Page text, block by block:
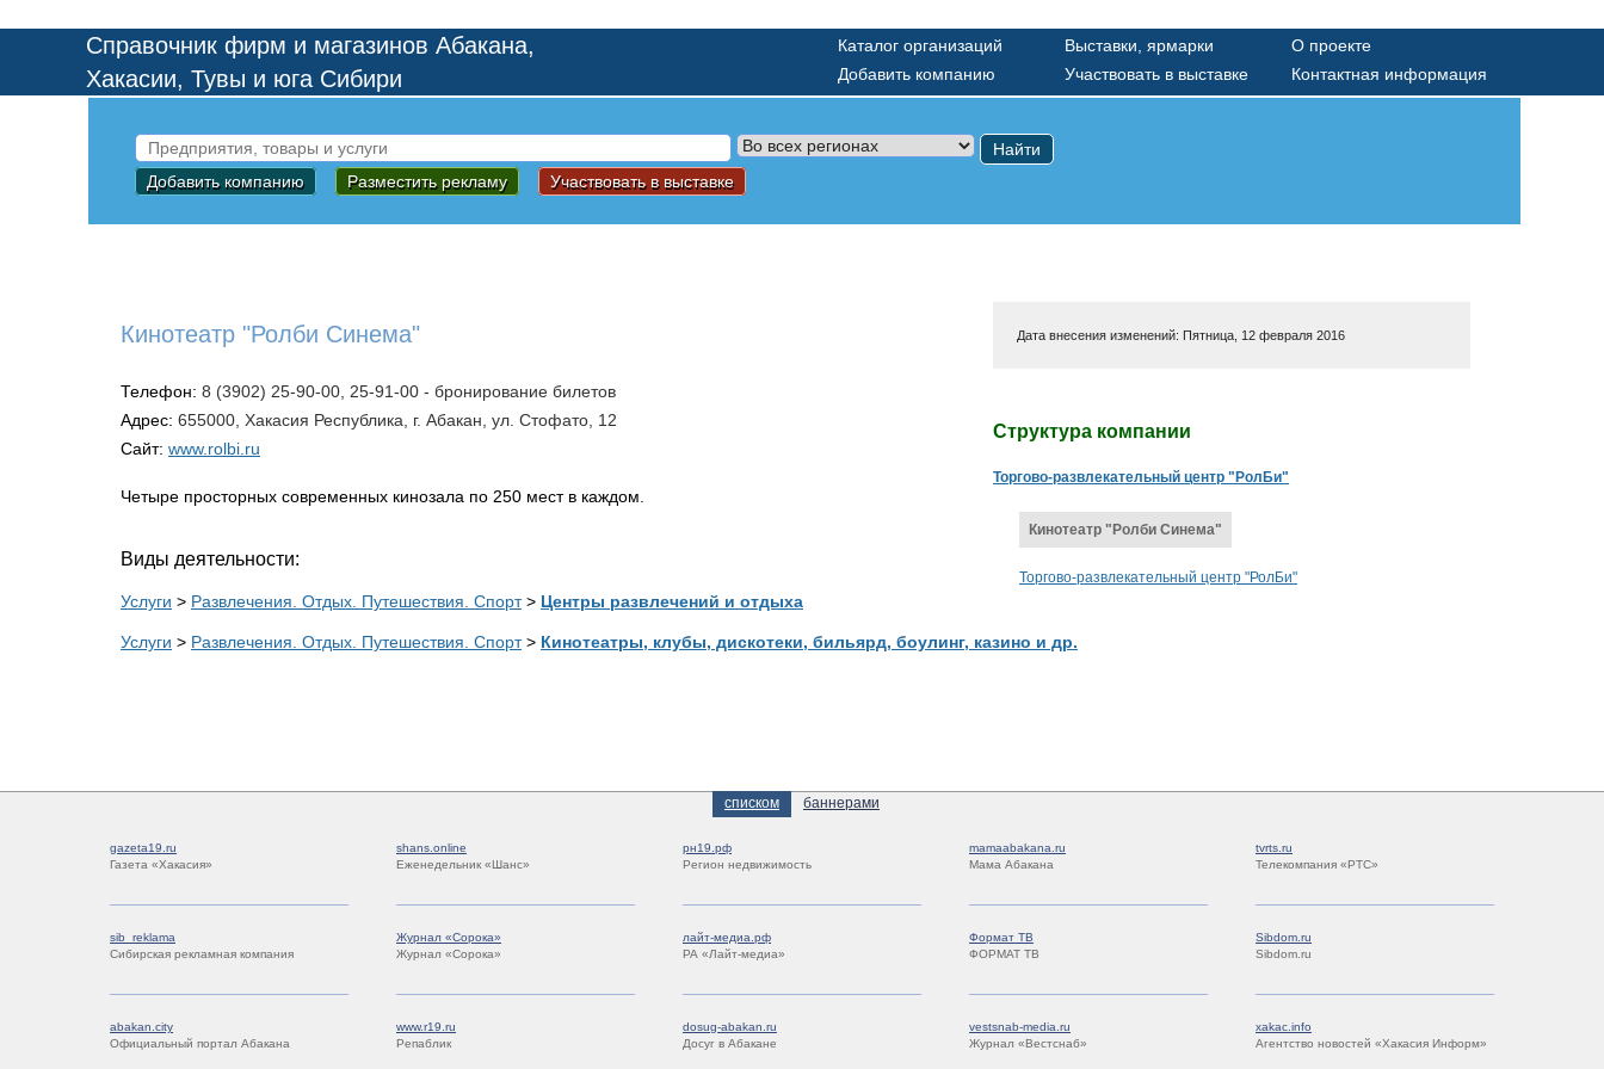
Справочник фирм и магазинов Абакана,
Хакасии, Тувы и юга Сибири
Каталог организаций Выставки, ярмарки
О проекте
Добавить компанию
Участвовать в выставке Контактная информация
Найти
Добавить компанию
Разместить рекламу Участвовать в выставке
Дата внесения изменений: Пятница, 12 февраля 2016
Структура компании
Торгово-развлекательный центр "РолБи"
Кинотеатр "Ролби Синема"
Торгово-развлекательный центр "РолБи"
Кинотеатр "Ролби Синема"
Телефон: 8 (3902) 25-90-00, 25-91-00 - бронирование билетов
Адрес: 655000, Хакасия Республика, г. Абакан, ул. Стофато, 12
Сайт: www.rolbi.ru
Четыре просторных современных кинозала по 250 мест в каждом.
Виды деятельности:
Услуги > Развлечения. Отдых. Путешествия. Спорт> Центры развлечений и отдыха
Услуги > Развлечения. Отдых. Путешествия. Спорт> Кинотеатры, клубы, дискотеки, бильярд, боулинг, казино и др.
списком баннерами
gazeta19.ru
Газета «Хакасия»
shans.online
Еженедельник «Шанс»
рн19.рф
Регион недвижимость
mamaabakana.ru
Мама Абакана
tvrts.ru
Телекомпания «РТС»
sib_reklama
Сибирская рекламная компания
Журнал «Сорока»
Журнал «Сорока»
лайт-медиа.рф
РА «Лайт-медиа»
Формат ТВ
ФОРМАТ ТВ
Sibdom.ru
Sibdom.ru
abakan.city
Официальный портал Абакана
www.r19.ru
Репаблик
dosug-abakan.ru
Досуг в Абакане
vestsnab-media.ru
Журнал «Вестснаб»
xakac.info
Агентство новостей «Хакасия Информ»